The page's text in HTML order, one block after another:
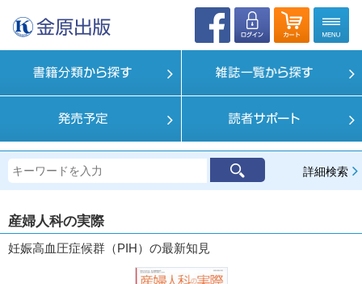
詳細検索
産婦人科の実際
妊娠高血圧症候群（PIH）の最新知見